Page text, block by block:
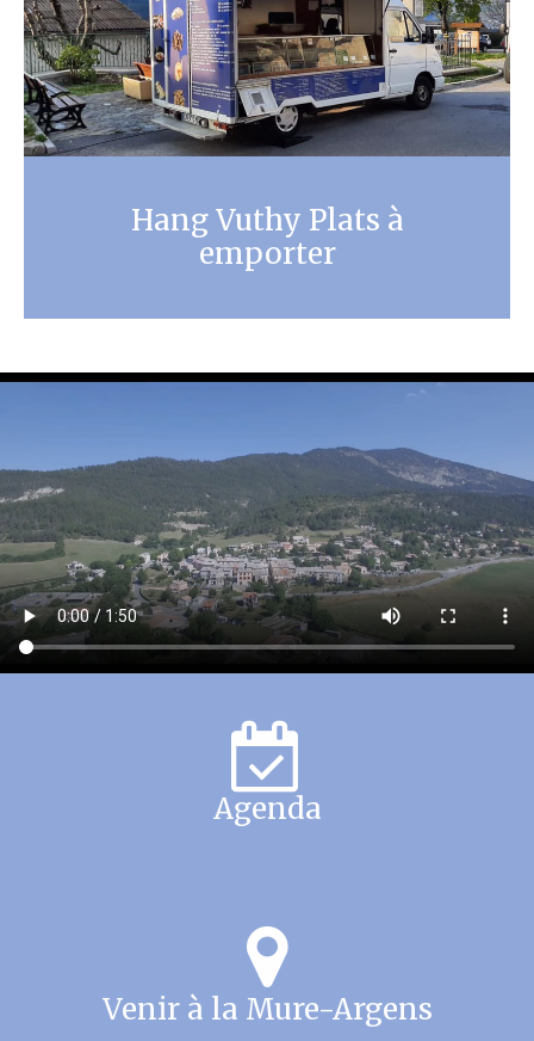
Hang Vuthy Plats à
emporter
Agenda
Venir à la Mure-Argens